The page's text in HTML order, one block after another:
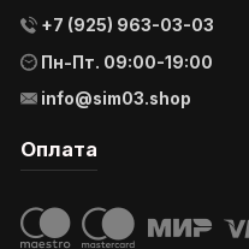
+7 (925) 963-03-03
Пн-Пт. 09:00-19:00
info@sim03.shop
Оплата